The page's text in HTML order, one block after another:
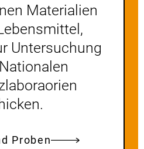
Materialien
Untersuchung
Proben